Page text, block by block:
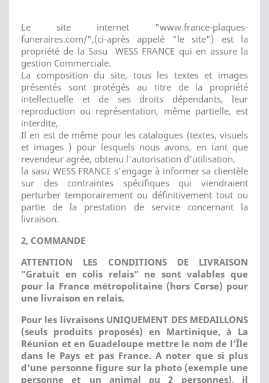
Le site internet "www.france-plaques-
funeraires.com/",(ci-après appelé "le site") est la
propriété de la Sasu WESS FRANCE qui en assure la
gestion Commerciale.
La composition du site, tous les textes et images
présentés sont protégés au titre de la propriété
intellectuelle et de ses droits dépendants, leur
reproduction ou représentation, même partielle, est
interdite,
Il en est de même pour les catalogues (textes, visuels
et images ) pour lesquels nous avons, en tant que
revendeur agrée, obtenu l'autorisation d'utilisation.
la sasu WESS FRANCE s'engage à informer sa clientèle
sur des contraintes spécifiques qui viendraient
perturber temporairement ou définitivement tout ou
partie de la prestation de service concernant la
livraison.
2, COMMANDE
ATTENTION LES CONDITIONS DE LIVRAISON
"Gratuit en colis relais" ne sont valables que
pour la France métropolitaine (hors Corse) pour
une livraison en relais.
Pour les livraisons UNIQUEMENT DES MEDAILLONS
(seuls produits proposés) en Martinique, à La
Réunion et en Guadeloupe mettre le nom de l'Île
dans le Pays et pas France.A noter que si plus
d'une personne figure sur la photo (exemple une
personne et un animal ou 2 personnes), il